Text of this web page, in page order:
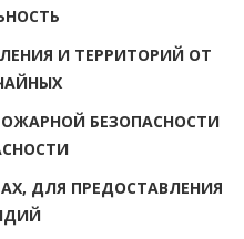
И ТЕРРИТОРИЙ ОТ
БЕЗОПАСНОСТИ
ДЛЯ ПРЕДОСТАВЛЕНИЯ